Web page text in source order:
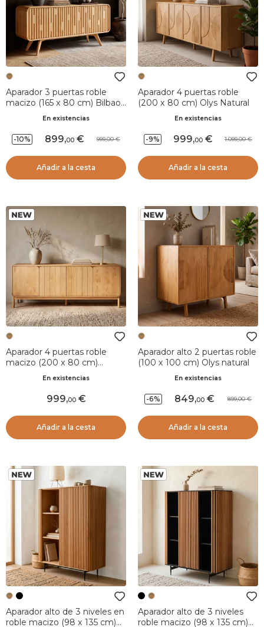
Aparador 3 puertas roble
macizo (165 x 80 cm) Bilbao
En existencias
-10% 899,00 999,00
Añadir a la cesta
Aparador 4 puertas roble
(200 x 80 cm) Olys Natural
En existencias
-9% 999,00 1.099,00
Añadir a la cesta
Aparador 4 puertas roble
macizo (200 x 80 cm)
En existencias
999,00
Añadir a la cesta
Aparador alto 2 puertas roble
(100 x 100 cm) Olys natural
En existencias
-6% 849,00 899,00
Añadir a la cesta
Aparador alto de 3 niveles en
roble macizo (98 x 135 cm)
Aparador alto de 3 niveles
roble macizo (98 x 135 cm)